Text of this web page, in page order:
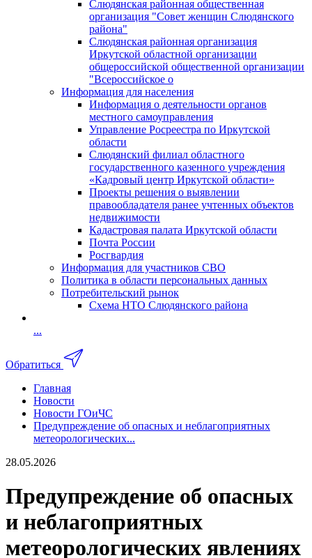
Слюдянская районная общественная
организация "Совет женщин Слюдянского
района"
Слюдянская районная организация
Иркутской областной организации
общероссийской общественной организации
"Всероссийское о
Информация для населения
Информация о деятельности органов
местного самоуправления
Управление Росреестра по Иркутской
области
Слюдянский филиал областного
государственного казенного учреждения
«Кадровый центр Иркутской области»
Проекты решения о выявлении
правообладателя ранее учтенных объектов
недвижимости
Кадастровая палата Иркутской области
Почта России
Росгвардия
Информация для участников СВО
Политика в области персональных данных
Потребительский рынок
Схема НТО Слюдянского района
...
Обратиться
Главная
Новости
Новости ГОиЧС
Предупреждение об опасных и неблагоприятных
метеорологических...
28.05.2026
Предупреждение об опасных
и неблагоприятных
метеорологических явлениях